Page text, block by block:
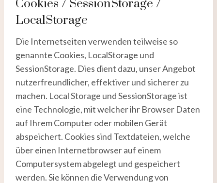
Cookies / SessionStorage /
LocalStorage
Die Internetseiten verwenden teilweise so
genannte Cookies, LocalStorage und
SessionStorage. Dies dient dazu, unser Angebot
nutzerfreundlicher, effektiver und sicherer zu
machen. Local Storage und SessionStorage ist
eine Technologie, mit welcher ihr Browser Daten
auf Ihrem Computer oder mobilen Gerät
abspeichert. Cookies sind Textdateien, welche
über einen Internetbrowser auf einem
Computersystem abgelegt und gespeichert
werden. Sie können die Verwendung von